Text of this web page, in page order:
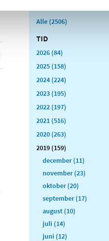
Alle (2506)
TID
2026 (84)
2025 (158)
2024 (224)
2023 (195)
2022 (197)
2021 (516)
2020 (263)
2019 (159)
december (11)
november (23)
oktober (20)
september (17)
august (10)
juli (14)
juni (12)